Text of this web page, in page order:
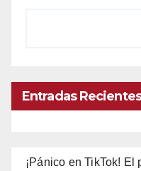
Entradas Recientes
¡Pánico en TikTok!